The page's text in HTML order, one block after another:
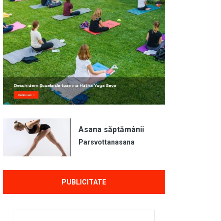
Asana săptămânii
Parsvottanasana
PUBLICITATE